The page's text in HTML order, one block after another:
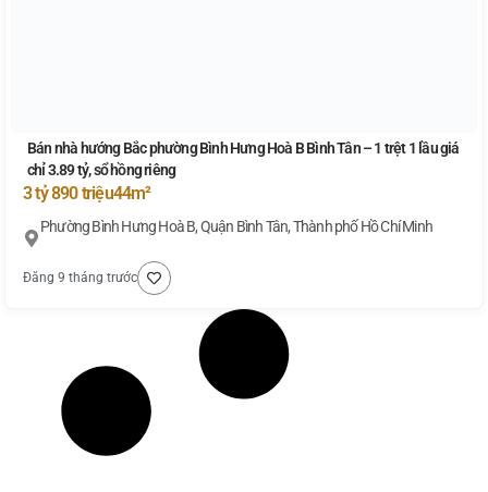
Bán nhà hướng Bắc phường Bình Hưng Hoà B Bình Tân – 1 trệt 1 lầu giá
chỉ 3.89 tỷ, sổ hồng riêng
3 tỷ 890 triệu44m²
Phường Bình Hưng Hoà B, Quận Bình Tân, Thành phố Hồ Chí Minh
Đăng 9 tháng trước